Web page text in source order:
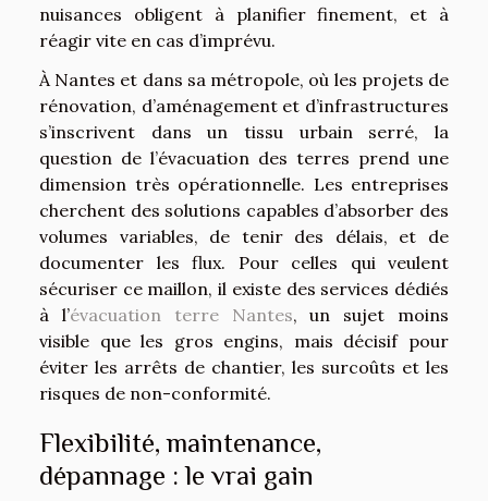
nuisances obligent à planifier finement, et à
réagir vite en cas d’imprévu.
À Nantes et dans sa métropole, où les projets de
rénovation, d’aménagement et d’infrastructures
s’inscrivent dans un tissu urbain serré, la
question de l’évacuation des terres prend une
dimension très opérationnelle. Les entreprises
cherchent des solutions capables d’absorber des
volumes variables, de tenir des délais, et de
documenter les flux. Pour celles qui veulent
sécuriser ce maillon, il existe des services dédiés
à l’évacuation terre Nantes, un sujet moins
visible que les gros engins, mais décisif pour
éviter les arrêts de chantier, les surcoûts et les
risques de non-conformité.
Flexibilité, maintenance,
dépannage : le vrai gain